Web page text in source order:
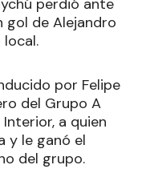
perdió ante
gol de Alejandro
por Felipe
del Grupo A
a quien
y le ganó el
del grupo.